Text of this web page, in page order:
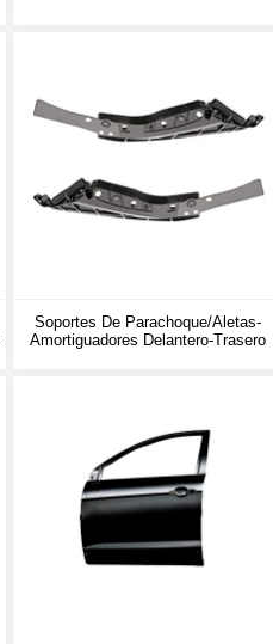
Soportes De Parachoque/aletas-
Amortiguadores Delantero-Trasero